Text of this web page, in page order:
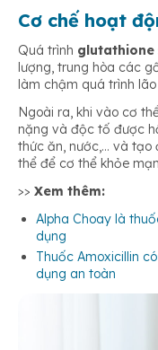
Cơ chế hoạt
Quá trình glutathione
lượng, trung hòa các
làm chậm quá trình
Ngoài ra, khi vào cơ
nặng và độc tố được
thức ăn, nước,… và tạo
thể để cơ thể khỏe
>> Xem thêm:
Alpha Choay là
dụng
Thuốc Amoxicillin
dụng an toàn